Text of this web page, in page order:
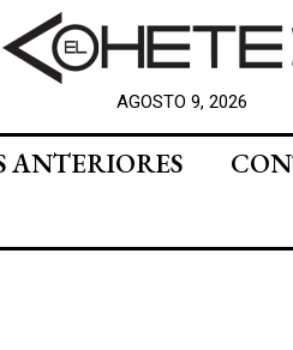
AGOSTO 9, 2026
ANTERIORES